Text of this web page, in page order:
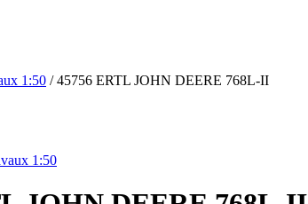
1:50 / 45756 ERTL JOHN DEERE 768L-II
1:50